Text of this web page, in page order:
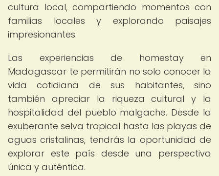
cultura local, compartiendo momentos con
familias locales y explorando paisajes
impresionantes.
Las experiencias de homestay en
Madagascar te permitirán no solo conocer la
vida cotidiana de sus habitantes, sino
también apreciar la riqueza cultural y la
hospitalidad del pueblo malgache. Desde la
exuberante selva tropical hasta las playas de
aguas cristalinas, tendrás la oportunidad de
explorar este país desde una perspectiva
única y auténtica.